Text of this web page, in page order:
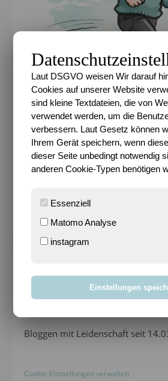
Km 2026 36.56%
Datenschutz
Bloggen mit Leidenschaft seit
Cookie-Einstellungen verwalten
Laut DSGVO weisen Wir darauf
Cookies auf unserer Website
sind kleine Textdateien, die von
verwendet werden, um die
verbessern. Laut Gesetz können
Ihrem Gerät speichern, wenn
dieser Seite unbedingt notwendig
anderen Cookie-Typen benötigen
Essenziell
Matomo Analyse
instagram
Einstellungen